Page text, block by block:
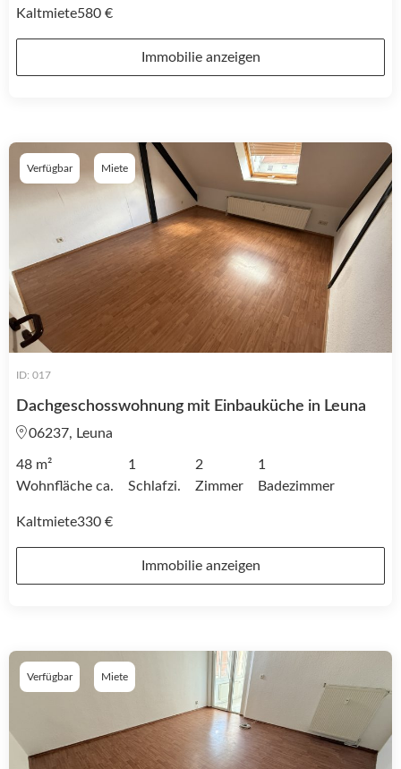
Kaltmiete580 €
Immobilie anzeigen
Verfügbar Miete
ID: 017
Dachgeschosswohnung mit Einbauküche in Leuna
06237, Leuna
48 m²
Wohnfläche ca.
1
Schlafzi.
2
Zimmer
1
Badezimmer
Kaltmiete330 €
Immobilie anzeigen
Verfügbar Miete